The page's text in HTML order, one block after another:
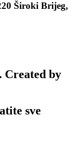
Široki Brijeg,
Created by
sve